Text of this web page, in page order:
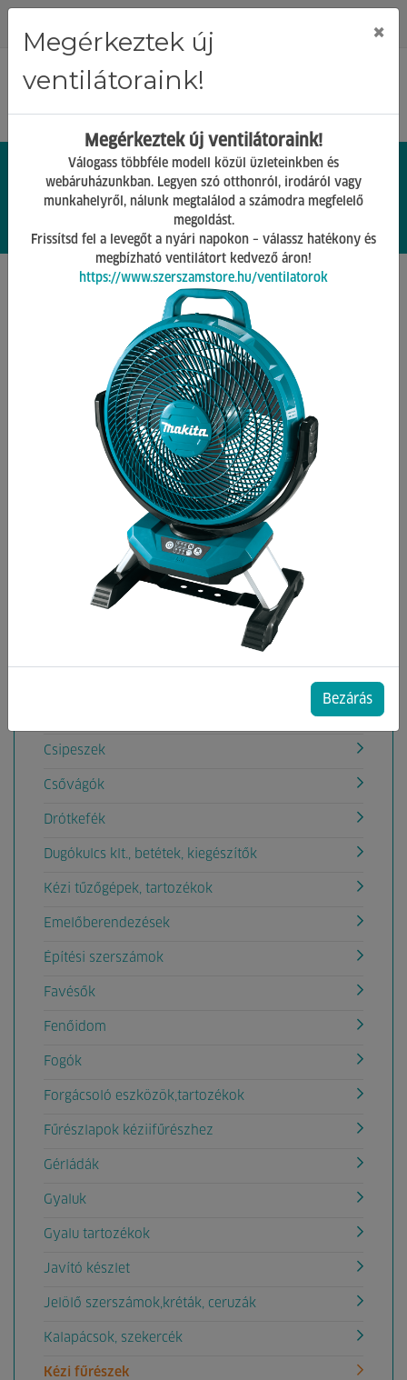
0 0.
Kézi szerszámok
Vissza
Kategóriák
Burkoló szerszámok
Csapágylehúzó
Csapszegkiütő
Csapszegvágó
Csipeszek
Csővágók
Drótkefék
Dugókulcs klt., betétek, kiegészítők
Kézi tűzőgépek, tartozékok
Emelőberendezések
Építési szerszámok
Favésők
Fenőidom
Fogók
Forgácsoló eszközök,tartozékok
Fűrészlapok kéziifűrészhez
Gérládák
Gyaluk
Gyalu tartozékok
Javító készlet
Jelölő szerszámok,kréták, ceruzák
Kalapácsok, szekercék
Kézi fűrészek
Megérkeztek új
ventilátoraink!
×
Megérkeztek új ventilátoraink!
Válogass többféle modell közül üzleteinkben és
webáruházunkban. Legyen szó otthonról, irodáról vagy
munkahelyről, nálunk megtalálod a számodra megfelelő
megoldást.
Frissítsd fel a levegőt a nyári napokon – válassz hatékony és
megbízható ventilátort kedvező áron!
https://www.szerszamstore.hu/ventilatorok
Bezárás